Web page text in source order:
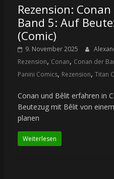
Rezension:
Band 5: Auf
(Comic)
9. November 2025
Rezension, Conan, Conan der
Panini Comics, Rezension, Titan
Conan und Bêlit erfahren in
Beutezug mit Bêlit von
planen
Weiterlesen